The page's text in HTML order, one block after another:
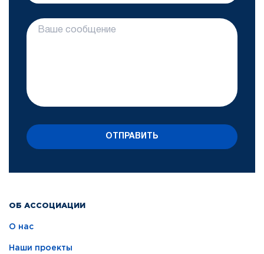
ОБ АССОЦИАЦИИ
О нас
Наши проекты
ОТПРАВИТЬ